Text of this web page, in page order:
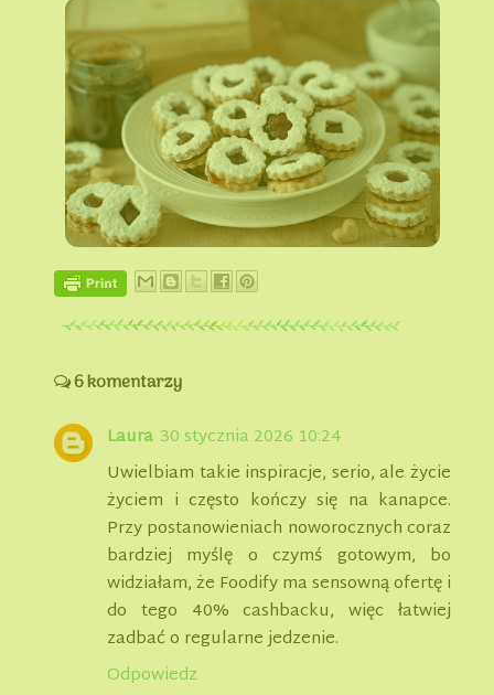
6 komentarzy
Laura 30 stycznia 2026 10:24
Uwielbiam takie inspiracje, serio, ale życie
życiem i często kończy się na kanapce.
Przy postanowieniach noworocznych coraz
bardziej myślę o czymś gotowym, bo
widziałam, że Foodify ma sensowną ofertę i
do tego 40% cashbacku, więc łatwiej
zadbać o regularne jedzenie.
Odpowiedz